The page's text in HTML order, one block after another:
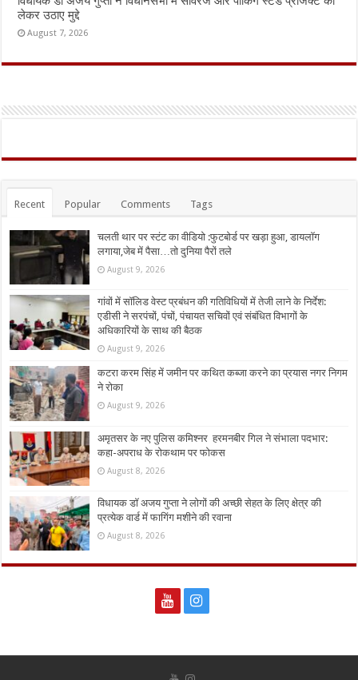
लेकर उठाए मुद्दे
August 7, 2026
Recent Popular Comments Tags
चलती थार पर स्टंट का वीडियो :फुटबोर्ड पर खड़ा हुआ, डायलॉग
लगाया,जेब में पैसा…तो दुनिया पैरों तले
August 9, 2026
गांवों में सॉलिड वेस्ट प्रबंधन की गतिविधियों में तेजी लाने के निर्देश:
एडीसी ने सरपंचों, पंचों, पंचायत सचिवों एवं संबंधित विभागों के
अधिकारियों के साथ की बैठक
August 9, 2026
कटरा करम सिंह में जमीन पर कथित कब्जा करने का प्रयास नगर निगम
ने रोका
August 9, 2026
अमृतसर के नए पुलिस कमिश्नर हरमनबीर गिल ने संभाला पदभार:
कहा-अपराध के रोकथाम पर फोकस
August 8, 2026
विधायक डॉ अजय गुप्ता ने लोगों की अच्छी सेहत के लिए क्षेत्र की
प्रत्येक वार्ड में फागिंग मशीने की रवाना
August 8, 2026